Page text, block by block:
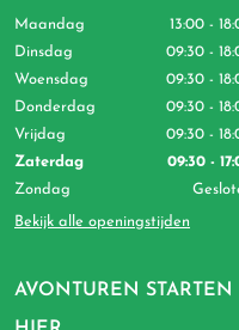
AVONTUREN STARTEN
Maandag
13:00 -
Dinsdag
09:30 -
Woensdag
09:30 -
Donderdag
09:30 -
Vrijdag
09:30 -
Zaterdag
09:30 -
Zondag
Bekijk alle openingstijden